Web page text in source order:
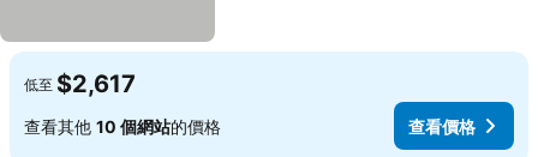
低至 $2,617
查看其他 10 個網站的價格 查看價格